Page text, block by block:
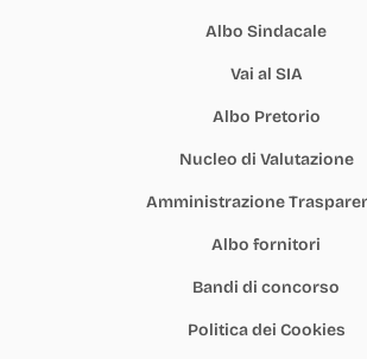
Albo Sindacale
Vai al SIA
Albo Pretorio
Nucleo di Valutazione
Amministrazione
Albo fornitori
Bandi di concorso
Politica dei Cookies